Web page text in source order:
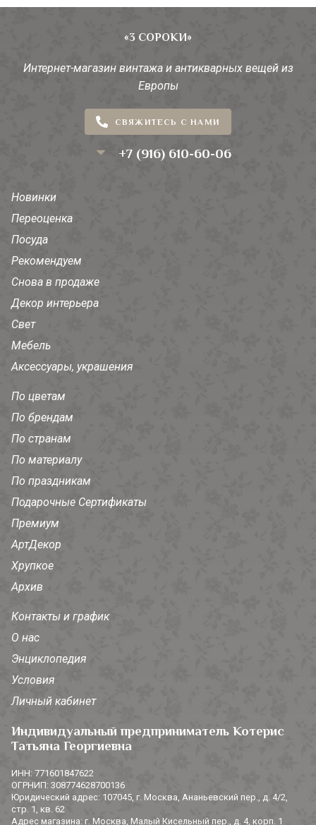
«3 СОРОКИ»
Интернет-магазин винтажа и антикварных вещей из
Европы
СВЯЖИТЕСЬ С НАМИ
+7 (916) 610-60-06
Новинки
Переоценка
Посуда
Рекомендуем
Снова в продаже
Декор интерьера
Свет
Мебель
Аксессуары, украшения
По цветам
По брендам
По странам
По материалу
По праздникам
Подарочные Сертификаты
Премиум
АртДекор
Хрупкое
Архив
Контакты и график
О нас
Энциклопедия
Условия
Личный кабинет
Индивидуальный предприниматель Котерис
Татьяна Георгиевна
ИНН: 771601847622
ОГРНИП: 308774628700136
Юридический адрес: 107045, г. Москва, Ананьевский пер., д. 4/2,
стр. 1, кв. 62
Адрес магазина: г. Москва, Малый Кисельный пер., д. 4, корп. 1